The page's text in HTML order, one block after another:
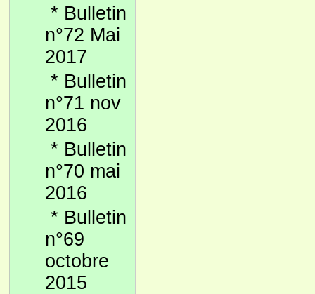
* Bulletin
n°72 Mai
2017
* Bulletin
n°71 nov
2016
* Bulletin
n°70 mai
2016
* Bulletin
n°69
octobre
2015